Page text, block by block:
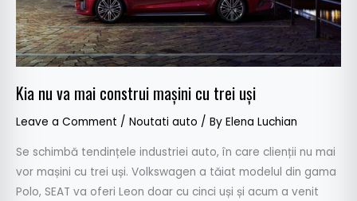
Kia nu va mai construi mașini cu trei uși
Leave a Comment / Noutati auto / By Elena Luchian
Se schimbă tendințele industriei auto, în care clienții nu mai
vor mașini cu trei uși. Volkswagen a tăiat modelul din gama
Polo, SEAT va oferi Leon doar cu cinci uși și acum a venit
trei
uși